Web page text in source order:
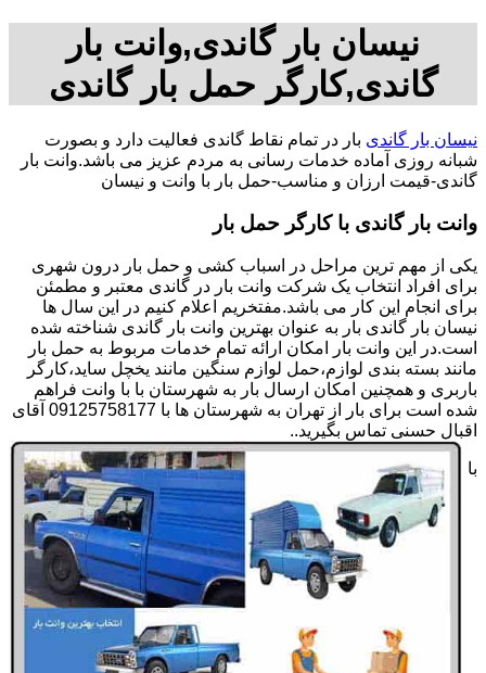
نیسان بار گاندی,وانت بار
گاندی,کارگر حمل بار گاندی
نیسان بار گاندی بار در تمام نقاط گاندی فعالیت دارد و بصورت
شبانه روزی آماده خدمات رسانی به مردم عزیز می باشد.وانت بار
گاندی-قیمت ارزان و مناسب-حمل بار با وانت و نیسان
وانت بار گاندی با کارگر حمل بار
یکی از مهم ترین مراحل در اسباب کشی و حمل بار درون شهری
برای افراد انتخاب یک شرکت وانت بار در گاندی معتبر و مطمئن
برای انجام این کار می باشد.مفتخریم اعلام کنیم در این سال ها
نیسان بار گاندی بار به عنوان بهترین وانت بار گاندی شناخته شده
است.در این وانت بار امکان ارائه تمام خدمات مربوط به حمل بار
مانند بسته بندی لوازم،حمل لوازم سنگین مانند یخچل ساید،کارگر
باربری و همچنین امکان ارسال بار به شهرستان با با وانت فراهم
شده است برای بار از تهران به شهرستان ها با 09125758177 آقای
اقبال حسنی تماس بگیرید..
با